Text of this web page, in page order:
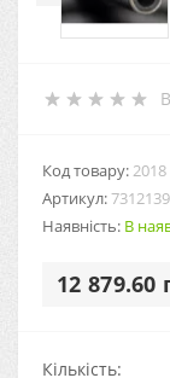
Код товару:2018
Артикул:
Наявність: В
12 879.60
Кількість: